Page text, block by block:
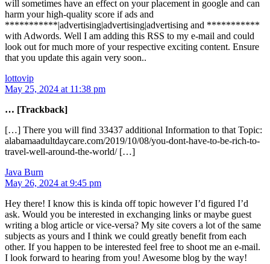
will sometimes have an effect on your placement in google and can
harm your high-quality score if ads and
***********|advertising|advertising|advertising and ***********
with Adwords. Well I am adding this RSS to my e-mail and could
look out for much more of your respective exciting content. Ensure
that you update this again very soon..
lottovip
May 25, 2024 at 11:38 pm
… [Trackback]
[…] There you will find 33437 additional Information to that Topic:
alabamaadultdaycare.com/2019/10/08/you-dont-have-to-be-rich-to-
travel-well-around-the-world/ […]
Java Burn
May 26, 2024 at 9:45 pm
Hey there! I know this is kinda off topic however I’d figured I’d
ask. Would you be interested in exchanging links or maybe guest
writing a blog article or vice-versa? My site covers a lot of the same
subjects as yours and I think we could greatly benefit from each
other. If you happen to be interested feel free to shoot me an e-mail.
I look forward to hearing from you! Awesome blog by the way!